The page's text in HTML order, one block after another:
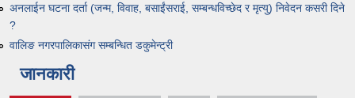
अनलाईन घटना दर्ता (जन्म, विवाह, बसाईंसराई, सम्बन्धविच्छेद र मृत्यु) निवेदन कसरी दिने
?
वालिङ नगरपालिकासंग सम्बन्धित डकुमेन्ट्री
जानकारी